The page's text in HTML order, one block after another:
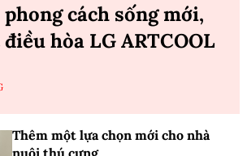
cách sống mới,
hòa LG ARTCOOL
Thêm một lựa chọn mới cho nhà
nuôi thú cưng